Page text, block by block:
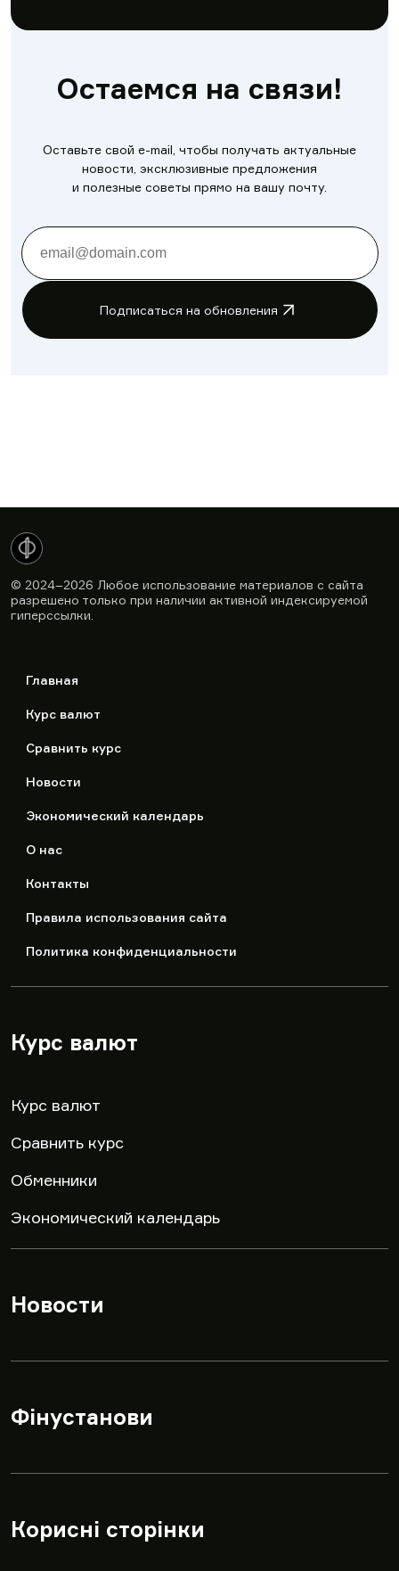
Остаемся на связи!
Оставьте свой e-mail, чтобы получать актуальные
новости, эксклюзивные предложения
и полезные советы прямо на вашу почту.
Подписаться на обновления
© 2024–2026 Любое использование материалов с сайта
разрешено только при наличии активной индексируемой
гиперссылки.
Главная
Курс валют
Сравнить курс
Новости
Экономический календарь
О нас
Контакты
Правила использования сайта
Политика конфиденциальности
Курс валют
Курс валют
Сравнить курс
Обменники
Экономический календарь
Новости
Фінустанови
Корисні сторінки